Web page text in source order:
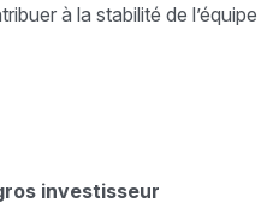
à la stabilité de l’équipe
investisseur